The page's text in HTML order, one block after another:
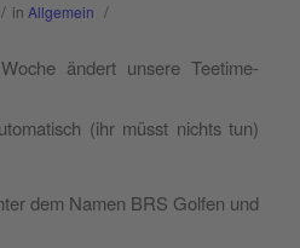
/ in Allgemein /
ändert unsere Teetime-
(ihr müsst nichts tun)
dem Namen BRS Golfen und